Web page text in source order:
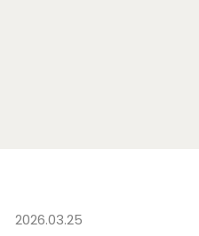
2026.03.25